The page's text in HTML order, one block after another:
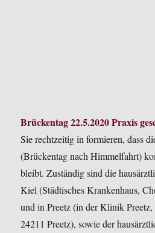
Brückentag 22.5.2020 Praxis
Sie rechtzeitig in formieren, dass
(Brückentag nach Himmelfahrt)
bleibt. Zuständig sind die
Kiel (Städtisches Krankenhaus,
und in Preetz (in der Klinik
24211 Preetz), sowie der